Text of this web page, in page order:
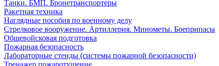
Танки. БМП. Бронетранспортеры
Ракетная техника
Наглядные пособия по военному делу
Стрелковое вооружение. Артиллерия. Минометы. Боеприпасы
Общевойсковая подготовка
Пожарная безопасность
Лабораторные стенды (системы пожарной безопасности)
Тренажер пожаротушение